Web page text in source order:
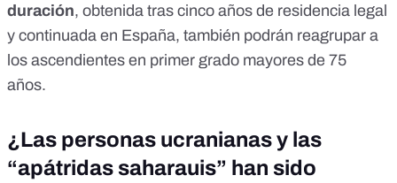
duración, obtenida tras cinco años de residencia legal
y continuada en España, también podrán reagrupar a
los ascendientes en primer grado mayores de 75
años.
¿Las personas ucranianas y las
“apátridas saharauis” han sido